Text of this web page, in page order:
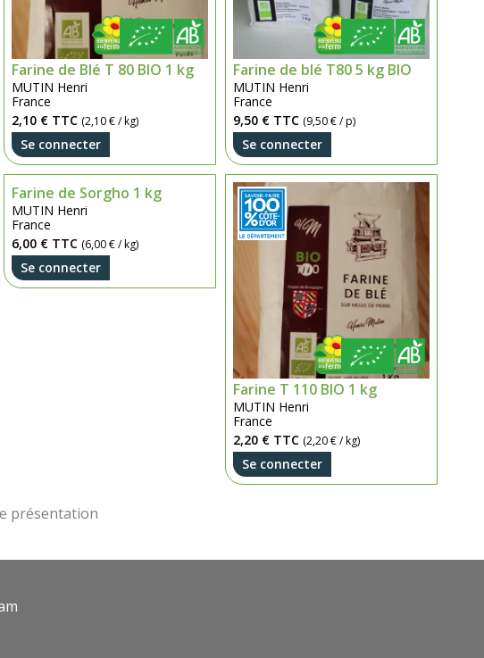
Farine de Blé T 80 BIO 1 kg
MUTIN Henri
France
2,10 € TTC (2,10 € / kg)
Se connecter
Farine de blé T80 5 kg BIO
MUTIN Henri
France
9,50 € TTC (9,50 € / p)
Se connecter
Farine de Sorgho 1 kg
MUTIN Henri
France
6,00 € TTC (6,00 € / kg)
Se connecter
Farine T 110 BIO 1 kg
MUTIN Henri
France
2,20 € TTC (2,20 € / kg)
Se connecter